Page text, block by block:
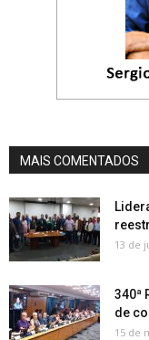
MAIS COMENTADOS
13 de
340ª
de
15 de